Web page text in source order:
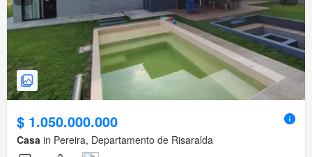
$ 1.050.000.000
Casa in Pereira, Departamento de Risaralda